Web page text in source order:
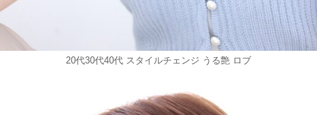
20代30代40代 スタイルチェンジ うる艶 ロブ